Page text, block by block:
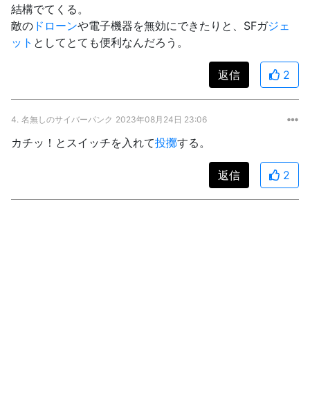
結構でてくる。
敵の ドローンや電子機器を無効にできたりと、SFガジェ
ット としてとても便利なんだろう。
返信 2
4. 名無しのサイバーパンク 2023年08月24日 23:06
カチッ！とスイッチを入れて投擲する。
返信 2